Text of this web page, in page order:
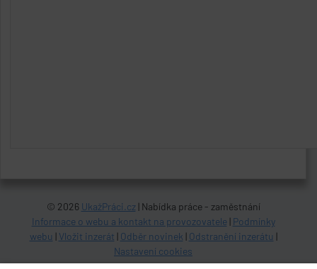
© 2026 UkažPráci.cz| Nabídka práce - zaměstnání
Informace o webu a kontakt na provozovatele Podmínky
webu
Vložit inzerát Odběr novinek Odstranění inzerátu
Nastavení cookies